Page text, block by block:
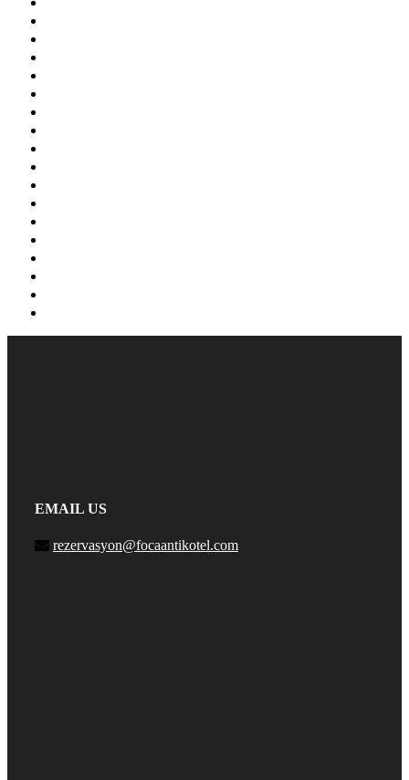
EMAIL US
rezervasyon@focaantikotel.com